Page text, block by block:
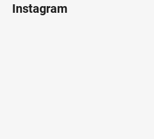
Instagram